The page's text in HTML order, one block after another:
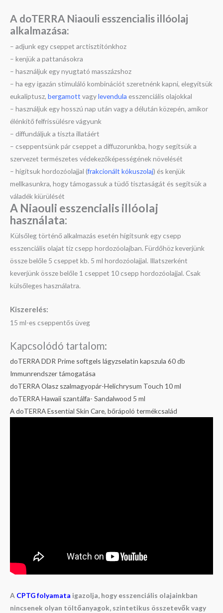
A doTERRA Niaouli esszencialis illóolaj
a lkalmazása:
– adjunk egy cseppet arctisztítónkhoz
– kenjük a pattanásokra
– használjuk egy nyugtató masszázshoz
– ha egy igazán stimuláló kombinációt szeretnénk kapni, elegyítsük
eukaliptusz, bergamott vagylevendula esszenciális olajokkal
– használjuk egy hosszú nap után vagy a délután közepén, amikor
élénkítő felfrissülésre vágyunk
– diffundáljuk a tiszta illatáért
– cseppentsünk pár cseppet a diffuzorunkba, hogy segítsük a
szervezet természetes védekezőképességének növelését
– hígítsuk hordozóolajjal (frakcionált kókuszolaj) és kenjük
mellkasunkra, hogy támogassuk a tüdő tisztaságát és segítsük a
váladék kiürülését
A Niaouli esszencialis illóolaj
használata:
Külsőleg történő alkalmazás esetén hígítsunk egy csepp
esszenciális olajat tíz csepp hordozóolajban. Fürdőhöz keverjünk
össze belőle 5 cseppet kb. 5 ml hordozóolajjal. Illatszerként
keverjünk össze belőle 1 cseppet 10 csepp hordozóolajjal. Csak
külsőleges használatra.
Kiszerelés:
15 ml-es cseppentős üveg
Kapcsolódó tartalom:
doTERRA DDR Prime softgels lágyzselatin kapszula 60 db
Immunrendszer támogatása
doTERRA Olasz szalmagyopár-Helichrysum Touch 10 ml
doTERRA Hawaii szantálfa- Sandalwood 5 ml
A doTERRA Essential Skin Care, bőrápoló termékcsalád
A CPTG folyamata igazolja, hogy esszenciális olajainkban
nincsenek olyan töltőanyagok, szintetikus összetevők vagy